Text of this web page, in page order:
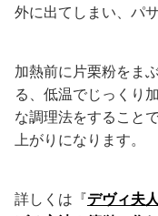
外に出てしまい、パ
加熱前に片栗粉をま
る、低温でじっくり
な調理法をすること
上がりになります。
詳しくは『デヴィ夫